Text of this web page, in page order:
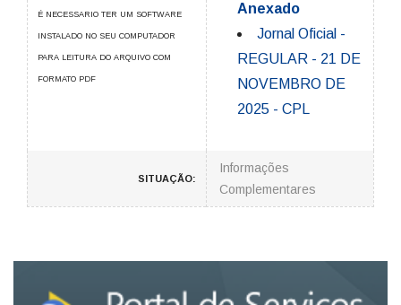
É NECESSARIO TER UM SOFTWARE
INSTALADO NO SEU COMPUTADOR
PARA LEITURA DO ARQUIVO COM
FORMATO PDF
Anexado
Jornal Oficial -
REGULAR - 21 DE
NOVEMBRO DE
2025 - CPL
SITUAÇÃO:
Informações
Complementares